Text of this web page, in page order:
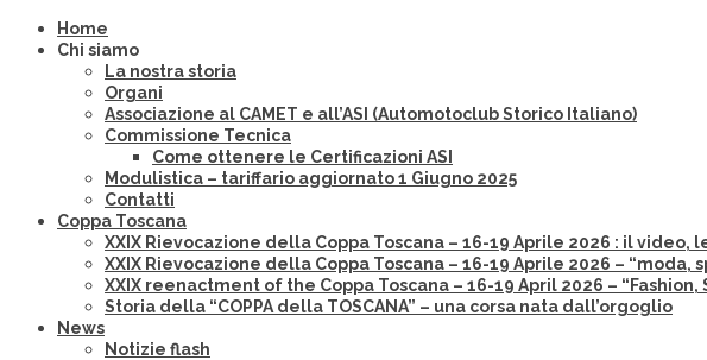
Home
Chi siamo
La nostra storia
Organi
Associazione al CAMET e all’ASI (Automotoclub Storico Italiano)
Commissione Tecnica
Come ottenere le Certificazioni ASI
Modulistica – tariffario aggiornato 1 Giugno 2025
Contatti
Coppa Toscana
XXIX Rievocazione della Coppa Toscana – 16-19 Aprile 2026 : il
XXIX Rievocazione della Coppa Toscana – 16-19 Aprile 2026 – “moda,
XXIX reenactment of the Coppa Toscana – 16-19 April 2026 –
Storia della “COPPA della TOSCANA” – una corsa nata dall’orgoglio
News
Notizie flash